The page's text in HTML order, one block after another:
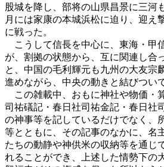
股城を降し、部将の山県昌景に三河
月には家康の本城浜松に迫り、迎え
に戦った。
こうして信長を中心に、東海・甲
が、割拠の状態から、互に関連し合
と、中国の毛利輝元も九州の大友宗
進めながら、中央の動きと結びつい
この雑載中、おもに神社や物価・
司祐礒記・春日社司祐金記・春日社
の神事等を記しているだけでなく、
等とともに、その記事のなかに、名
たちの動静や神供米の収納等を通じ
れることができ、上述した情勢下の